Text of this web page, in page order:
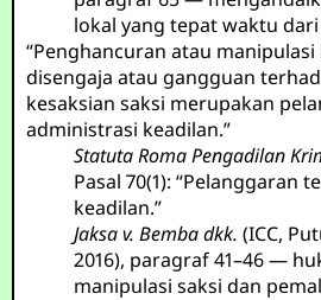
lokal yang tepat waktu
“Penghancuran atau
disengaja atau gangguan
kesaksian saksi merupakan
administrasi keadilan.”
Statuta Roma Pengadilan
Pasal 70(1): “Pelanggaran
keadilan.”
Jaksa v. Bemba dkk. (ICC,
2016), paragraf 41–46 —
manipulasi saksi dan